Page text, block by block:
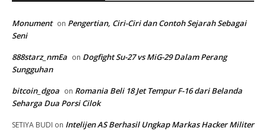
Monument on Pengertian, Ciri-Ciri dan Contoh Sejarah Sebagai
Seni
888starz_nmEa on Dogfight Su-27 vs MiG-29 Dalam Perang
Sungguhan
bitcoin_dgoa on Romania Beli 18 Jet Tempur F-16 dari Belanda
Seharga Dua Porsi Cilok
SETIYA BUDI on Intelijen AS Berhasil Ungkap Markas Hacker Militer